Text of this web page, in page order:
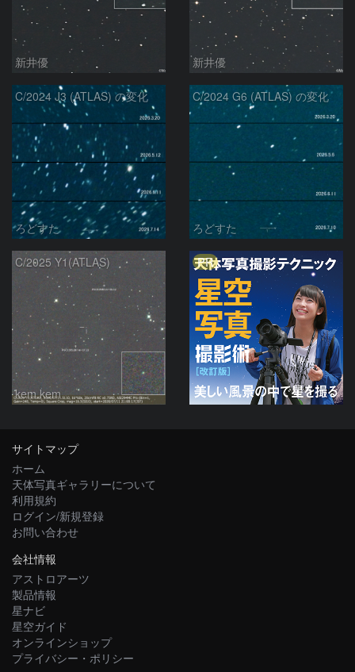
新井優 新井優
C/2024 J3 (ATLAS) の変化
ろどすた
C/2024 G6 (ATLAS) の変化
ろどすた
C/2025 Y1(ATLAS)
kem.kem
PR
サイトマップ
ホーム
天体写真ギャラリーについて
利用規約
ログイン/新規登録
お問い合わせ
会社情報
アストロアーツ
製品情報
星ナビ
星空ガイド
オンラインショップ
プライバシー・ポリシー